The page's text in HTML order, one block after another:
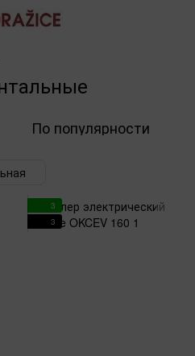
По популярности
3
3